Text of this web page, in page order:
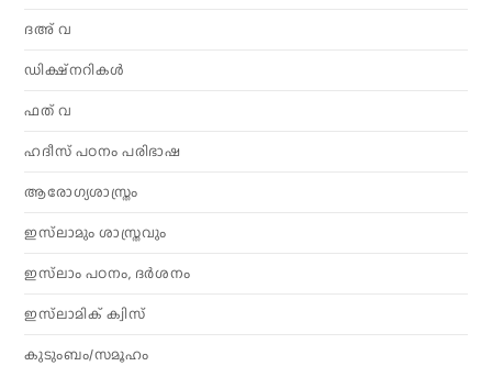
ദഅ് വ
ഡിക്ഷ്നറികൾ
ഫത് വ
ഹദീസ് പഠനം പരിഭാഷ
ആരോഗ്യശാസ്ത്രം
ഇസ്‌ലാമും ശാസ്ത്രവും
ഇസ്‌ലാം പഠനം, ദർശനം
ഇസ്‌ലാമിക് ക്വിസ്
കുടുംബം/സമൂഹം